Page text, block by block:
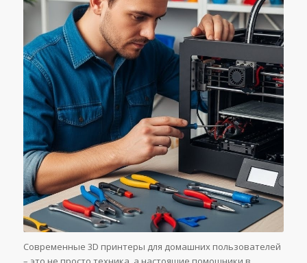
Современные 3D принтеры для домашних пользователей